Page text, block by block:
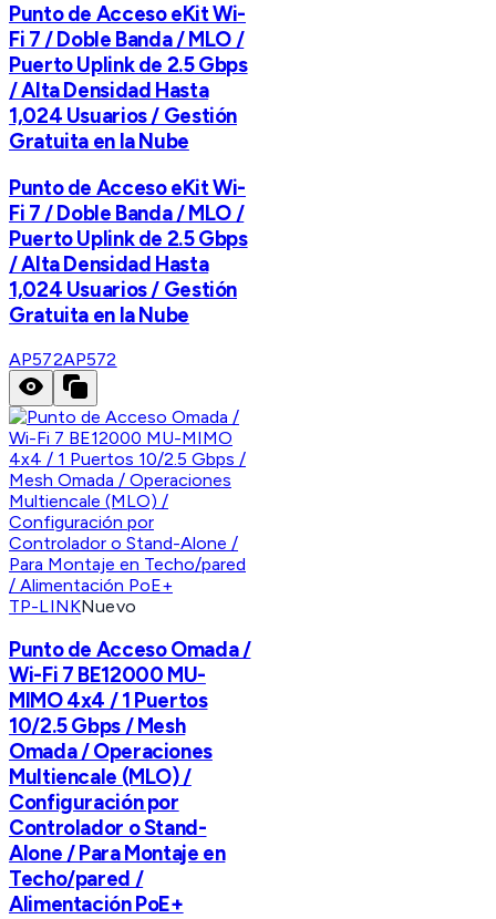
Punto de Acceso eKit Wi-
Fi 7 / Doble Banda / MLO /
Puerto Uplink de 2.5 Gbps
/ Alta Densidad Hasta
1,024 Usuarios / Gestión
Gratuita en la Nube
Punto de Acceso eKit Wi-
Fi 7 / Doble Banda / MLO /
Puerto Uplink de 2.5 Gbps
/ Alta Densidad Hasta
1,024 Usuarios / Gestión
Gratuita en la Nube
AP572AP572
TP-LINKNuevo
Punto de Acceso Omada /
Wi-Fi 7 BE12000 MU-
MIMO 4x4 / 1 Puertos
10/2.5 Gbps / Mesh
Omada / Operaciones
Multiencale (MLO) /
Configuración por
Controlador o Stand-
Alone / Para Montaje en
Techo/pared /
Alimentación PoE+